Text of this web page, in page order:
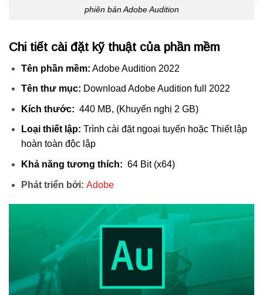
phiên bản Adobe Audition
Chi tiết cài đặt kỹ thuật của phần mềm
Tên phần mềm: Adobe Audition 2022
Tên thư mục: Download Adobe Audition full 2022
Kích thước: 440 MB, (Khuyến nghị 2 GB)
Loại thiết lập: Trình cài đặt ngoại tuyến hoặc Thiết lập
hoàn toàn độc lập
Khả năng tương thích: 64 Bit (x64)
Phát triển bởi: Adobe